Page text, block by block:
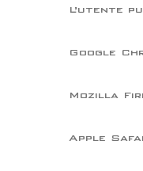
L’utente
Google
Mozilla
Apple